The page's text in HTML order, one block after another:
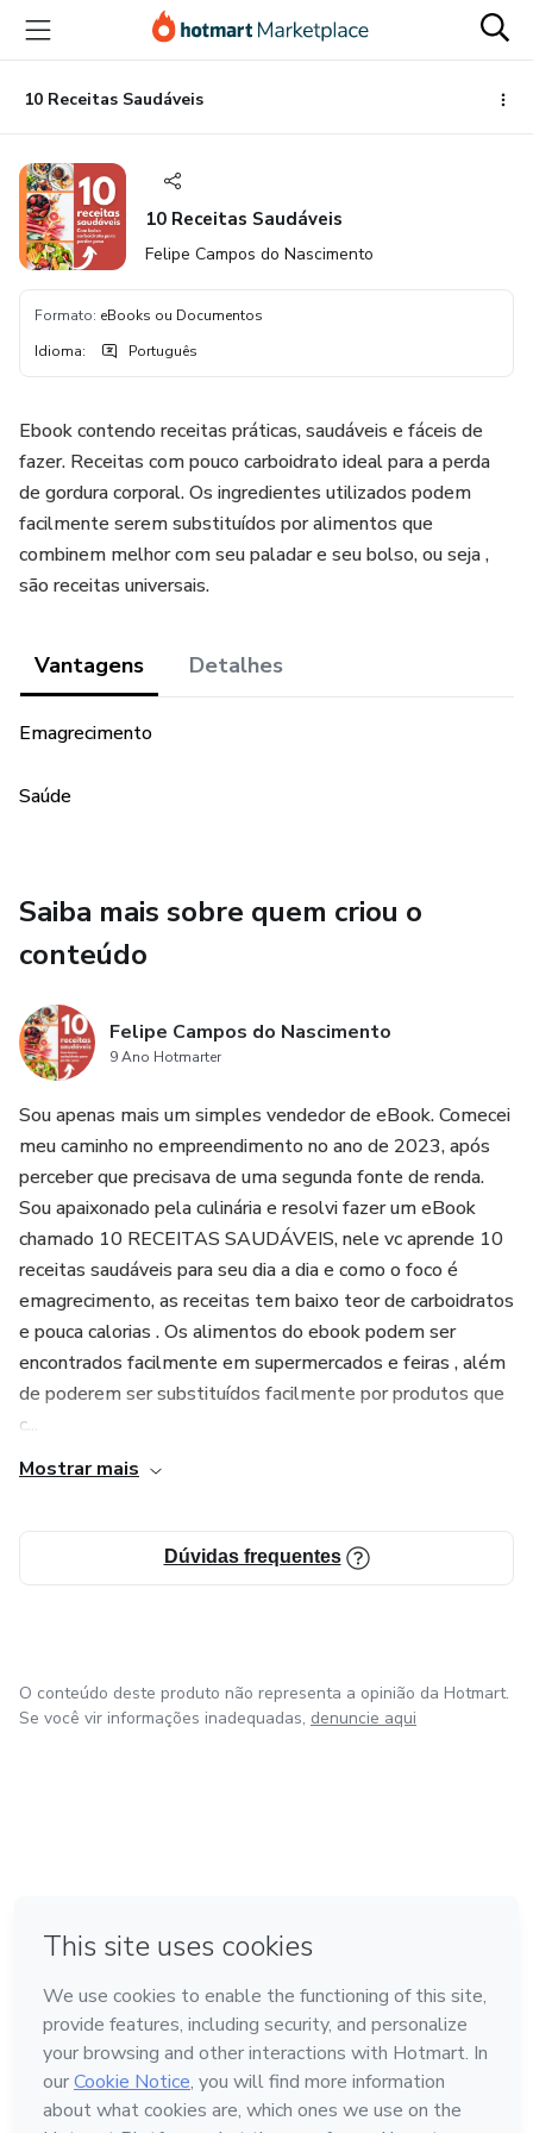
para
conteúdo
principal
para
pagamento
para
rodapé10 Receitas Saudáveis
10 Receitas Saudáveis
Felipe Campos do Nascimento
Formato: eBooks ou Documentos
Idioma: Português
Ebook contendo receitas práticas, saudáveis e fáceis de
fazer. Receitas com pouco carboidrato ideal para a perda
de gordura corporal. Os ingredientes utilizados podem
facilmente serem substituídos por alimentos que
combinem melhor com seu paladar e seu bolso, ou seja ,
são receitas universais.
Vantagens Detalhes
Emagrecimento
Saúde
Saiba mais sobre quem criou o
conteúdo
Felipe Campos do Nascimento
9 Ano Hotmarter
Sou apenas mais um simples vendedor de eBook. Comecei
meu caminho no empreendimento no ano de 2023, após
perceber que precisava de uma segunda fonte de renda.
Sou apaixonado pela culinária e resolvi fazer um eBook
chamado 10 RECEITAS SAUDÁVEIS, nele vc aprende 10
receitas saudáveis para seu dia a dia e como o foco é
emagrecimento, as receitas tem baixo teor de carboidratos
e pouca calorias . Os alimentos do ebook podem ser
encontrados facilmente em supermercados e feiras , além
de poderem ser substituídos facilmente por produtos que
c...
Mostrar mais
Dúvidas frequentes
O conteúdo deste produto não representa a opinião da Hotmart.
Se você vir informações inadequadas, denuncie aqui
Feito com ❤ na Cidade do México
Conheça a Hotmart